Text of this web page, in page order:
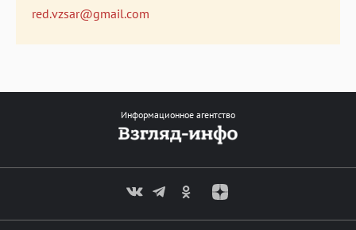
red.vzsar@gmail.com
Информационное агентство